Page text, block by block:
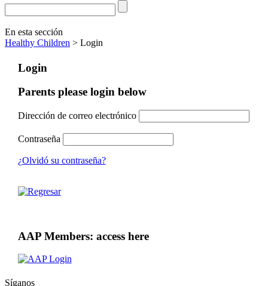
En esta sección
Healthy Children > Login
Login
Parents please login below
Dirección de correo electrónico
Contraseña
¿Olvidó su contraseña?
AAP Members: access here
Síganos